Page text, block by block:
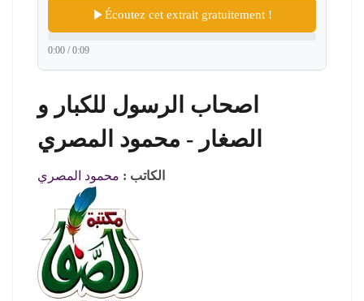
Écoutez cet extrait gratuitement !
0:00 / 0:09
اصحاب الرسول للكبار و
الصغار - محمود المصري
الكاتب : محمود المصري